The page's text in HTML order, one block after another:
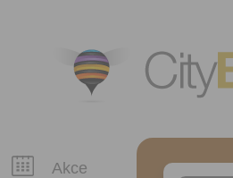
CityBee
Akce